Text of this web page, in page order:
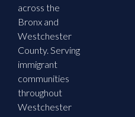
across the
Bronx and
Westchester
County. Serving
immigrant
communities
throughout
Westchester